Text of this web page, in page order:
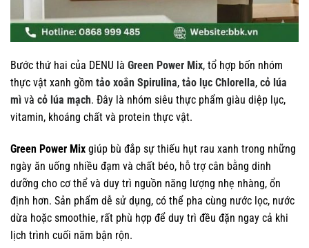
Bước thứ hai của DENU là Green Power Mix, tổ hợp bốn nhóm
thực vật xanh gồm tảo xoắn Spirulina, tảo lục Chlorella, cỏ lúa
mì và cỏ lúa mạch. Đây là nhóm siêu thực phẩm giàu diệp lục,
vitamin, khoáng chất và protein thực vật.
Green Power Mix giúp bù đắp sự thiếu hụt rau xanh trong những
ngày ăn uống nhiều đạm và chất béo, hỗ trợ cân bằng dinh
dưỡng cho cơ thể và duy trì nguồn năng lượng nhẹ nhàng, ổn
định hơn. Sản phẩm dễ sử dụng, có thể pha cùng nước lọc, nước
dừa hoặc smoothie, rất phù hợp để duy trì đều đặn ngay cả khi
lịch trình cuối năm bận rộn.